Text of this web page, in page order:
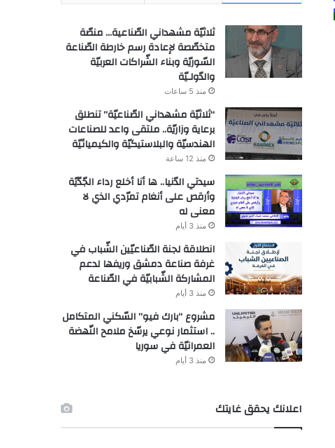
ثلاثيّة مشهداني الصّناعية… منصّة
متخصّصة لإعادة رسم خارطة الصّناعة
السّوريّة وبناء الشّراكات العربيّة
والدّولـيّة
منذ 5 ساعات
“ثلاثيّة مشهداني الصّناعيّة” تنطلق
برعاية وزاريّة.. ملتقى واعد للصناعات
الهندسيّة والبلاستيكيّة والكيميائيّة
منذ 12 ساعة
سيدتي الدّنيا.. ها أنا أخلع رداء الجّدّيّة
وأرقص على أنغام تمرّدي الذي لا
معنى له
منذ 3 أيام
انطلاقة لجنة الصّناعيّين الشّباب في
غرفة صناعة دمشق وريفها لدعم
المشاركة الشّبابيّة في الصّناعة
منذ 3 أيام
مشروع “بارك فيو” السّكني المتكامل
.. استثمار نوعي يرسّخ ملامح النّهضة
العمرانيّة في سوريا
منذ 3 أيام
اعلانك يحقق غايتك